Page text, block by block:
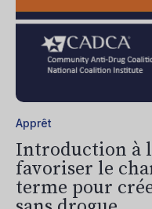
Apprêt
Introduction à
favoriser le
terme pour